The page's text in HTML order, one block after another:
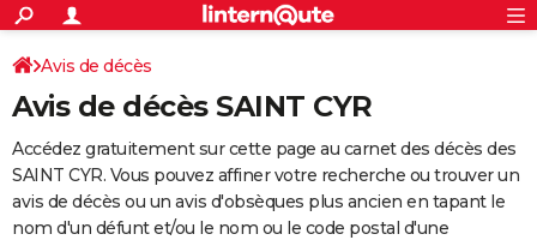
ACTUALITÉS
Politique
Société
Faits Divers
Education
Monde
Villes
+
SPORT
Coupe du monde 2026
Football
Tennis
Cyclisme
Rugby
Forum
Programme TV
TNT
Streaming
Cinéma
Sorties cinéma
Musique
+
FINANCE
Retraite
Epargne
Immobilier
Risques naturels par ville
Banque
Assurance
AUTO
Avis de décès
Avis de décès SAINT CYR
Accédez gratuitement sur cette page au carnet des décès des
SAINT CYR. Vous pouvez affiner votre recherche ou trouver un
avis de décès ou un avis d'obsèques plus ancien en tapant le
nom d'un défunt et/ou le nom ou le code postal d'une